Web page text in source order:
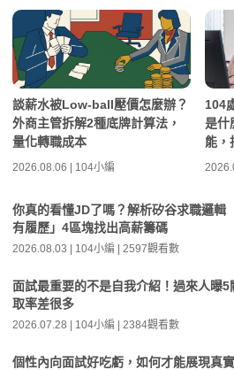
談薪水被Low-ball壓價怎麼辦？
外商主管拆解2種底牌計算法，
量化轉職成本
2026.08.06 | 104小編
104
是什
能，
你真的看懂JD了嗎？解析矽谷求職邏輯
有履歷」4區塊找出高薪籌碼
2026.08.03 | 104小編 | 2597觀看數
面試最重要的不是自我介紹！過來人曝5
取率差很多
2026.07.28 | 104小編 | 2384觀看數
個性內向面試好吃虧，如何才能展現真